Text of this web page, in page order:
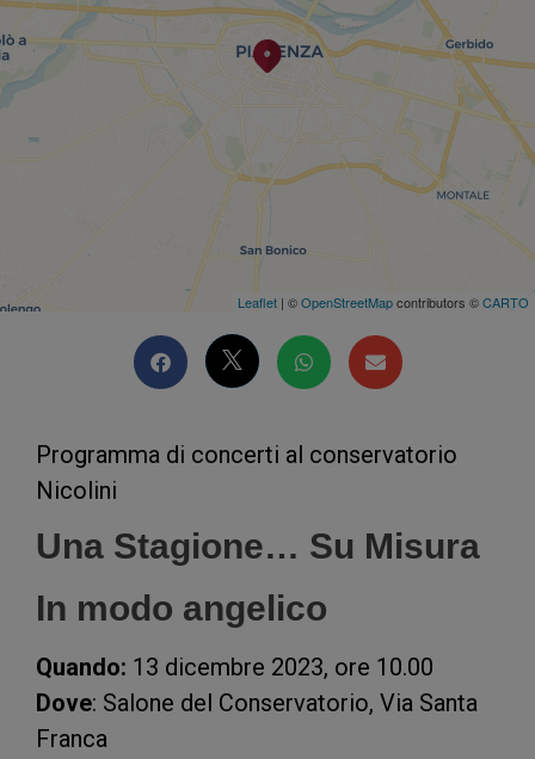
Leaflet | ©OpenStreetMapcontributors ©CARTO
Programma di concerti al conservatorio
Nicolini
Una Stagione… Su Misura
In modo angelico
Quando: 13 dicembre 2023, ore 10.00
Dove: Salone del Conservatorio, Via Santa
Franca